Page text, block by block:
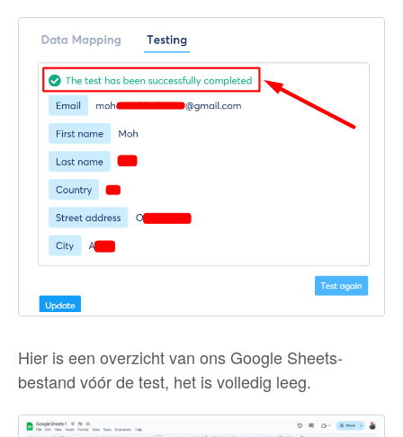
Hier is een overzicht van ons Google Sheets-
bestand vóór de test, het is volledig leeg.